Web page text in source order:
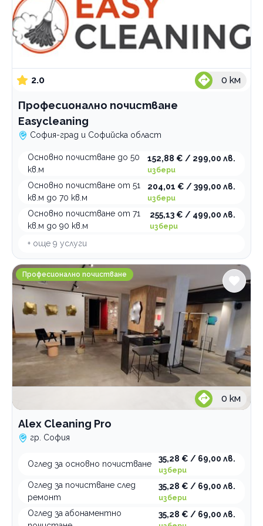
2.0 0 км
Професионално почистване
Easycleaning
София-град и Софийска област
Основно почистване до 50
кв.м
152,88 € / 299,00 лв.
избери
Основно почистване от 51
кв.м до 70 кв.м
204,01 € / 399,00 лв.
избери
Основно почистване от 71
кв.м до 90 кв.м
255,13 € / 499,00 лв.
избери
+ още 9 услуги
Alex Cleaning Pro
Професионално почистване
0 км
Alex Cleaning Pro
гр. София
Оглед за основно почистване
35,28 € / 69,00 лв.
избери
Оглед за почистване след
ремонт
35,28 € / 69,00 лв.
избери
Оглед за абонаментно
35,28 € / 69,00 лв.